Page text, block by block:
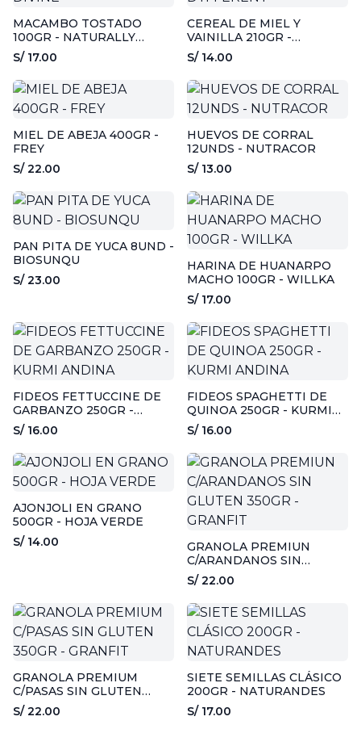
MACAMBO TOSTADO
100GR - NATURALLY
DIVINE
S/ 17.00
CEREAL DE MIEL Y
VAINILLA 210GR -
DYFFERENT
S/ 14.00
MIEL DE ABEJA 400GR -
FREY
S/ 22.00
HUEVOS DE CORRAL
12UNDS - NUTRACOR
S/ 13.00
PAN PITA DE YUCA 8UND -
BIOSUNQU
S/ 23.00
HARINA DE HUANARPO
MACHO 100GR - WILLKA
S/ 17.00
FIDEOS FETTUCCINE DE
GARBANZO 250GR -
KURMI ANDINA
S/ 16.00
FIDEOS SPAGHETTI DE
QUINOA 250GR - KURMI
ANDINA
S/ 16.00
AJONJOLI EN GRANO
500GR - HOJA VERDE
S/ 14.00
GRANOLA PREMIUN
C/ARANDANOS SIN
GLUTEN 350GR - GRANFIT
S/ 22.00
GRANOLA PREMIUM
C/PASAS SIN GLUTEN
350GR - GRANFIT
S/ 22.00
SIETE SEMILLAS CLÁSICO
200GR - NATURANDES
S/ 17.00